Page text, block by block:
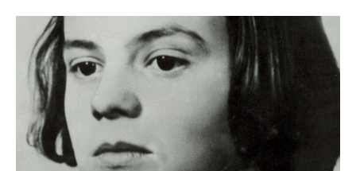
anzeigen
Inhaltskarussell
überspringen